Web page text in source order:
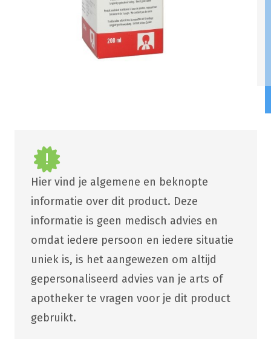
Hier vind je algemene en beknopte
informatie over dit product. Deze
informatie is geen medisch advies en
omdat iedere persoon en iedere situatie
uniek is, is het aangewezen om altijd
gepersonaliseerd advies van je arts of
apotheker te vragen voor je dit product
gebruikt.